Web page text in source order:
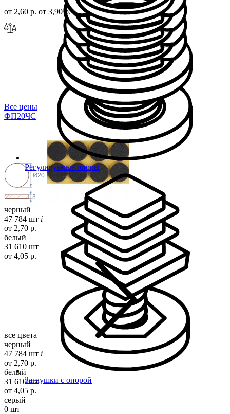
Регулируемые опоры
Заглушки с опорой
от 2,60 р. от 3,90 р.
Все цены
ФП20ЧС
3
Ø20
черный
47 784 шт i
от 2,70 р.
белый
31 610 шт
от 4,05 р.
все цвета
черный
47 784 шт i
от 2,70 р.
белый
31 610 шт
от 4,05 р.
серый
0 шт